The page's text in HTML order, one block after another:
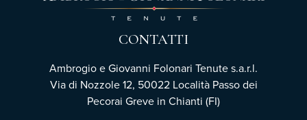
CONTATTI
Ambrogio e Giovanni Folonari Tenute s.a.r.l.
Via di Nozzole 12, 50022 Località Passo dei
Pecorai Greve in Chianti (FI)